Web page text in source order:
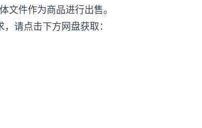
件作为商品进行出售。
请点击下方网盘获取：